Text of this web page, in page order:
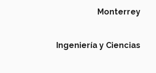
Monterrey
Ingeniería y Ciencias